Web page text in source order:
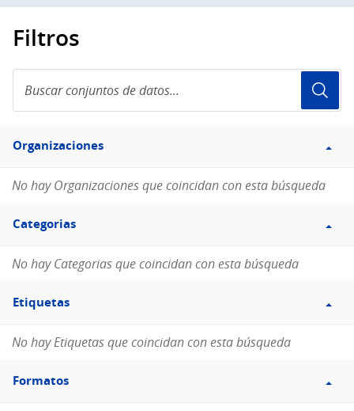
Filtros
conjuntos
de
Filtro
Organizaciones
Organizaciones
No hay Organizaciones que coincidan con esta búsqueda
Filtro
Categorias
Categorias
No hay Categorias que coincidan con esta búsqueda
Filtro
Etiquetas
Etiquetas
No hay Etiquetas que coincidan con esta búsqueda
Filtro
Formatos
Formatos